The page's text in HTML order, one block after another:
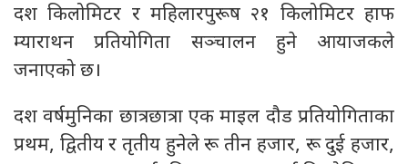
दश किलोमिटर र महिलारपुरूष २१ किलोमिटर हाफ
म्याराथन प्रतियोगिता सञ्चालन हुने आयाजकले
जनाएको छ।
दश वर्षमुनिका छात्रछात्रा एक माइल दौड प्रतियोगिताका
प्रथम, द्वितीय र तृतीय हुनेले रू तीन हजार, रू दुई हजार,